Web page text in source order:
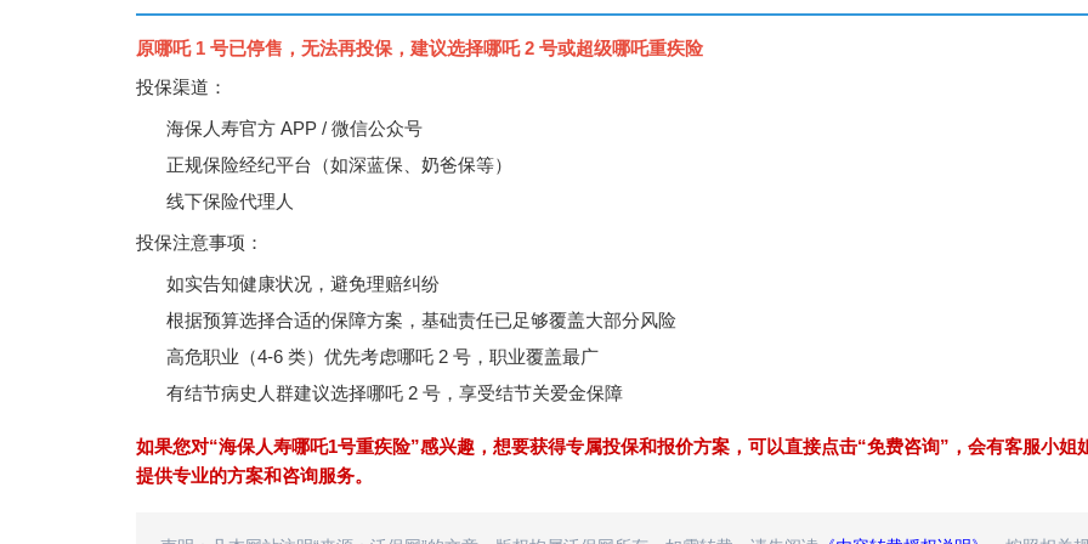
原哪吒 1 号已停售，无法再投保，建议选择哪吒 2 号或超级哪吒重疾险
投保渠道：
海保人寿官方 APP / 微信公众号
正规保险经纪平台（如深蓝保、奶爸保等）
线下保险代理人
投保注意事项：
如实告知健康状况，避免理赔纠纷
根据预算选择合适的保障方案，基础责任已足够覆盖大部分风险
高危职业（4-6 类）优先考虑哪吒 2 号，职业覆盖最广
有结节病史人群建议选择哪吒 2 号，享受结节关爱金保障
如果您对“海保人寿哪吒1号重疾险”感兴趣，想要获得专属投保和报价方案，可以直接点击“免费咨询”，会有客服小姐
提供专业的方案和咨询服务。